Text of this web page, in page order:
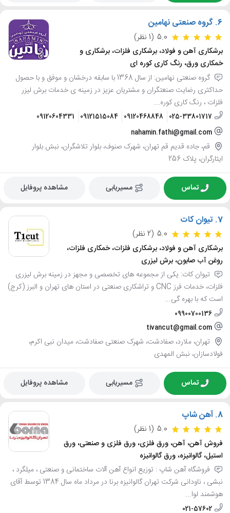
6. گروه صنعتی نهامین
5.0 (1 نظر)
برشکاری آهن و فولاد، برشکاری فلزات، برشکاری و
خمکاری ورق، رنگ کاری کوره ای
گروه صنعتی نهامین: از سال 1368 با سابقه درخشان و موفق و با حصول
حداکثری رضایت صنعتگران و مشتریان عزیز در زمینه ی خدمات برش لیزر
فلزات ، رنگ کاری کوره...
025-33801717
09120468848
09121515084
09120604331
nahamin.fathi@gmail.com
قم، جاده قدیم قم تهران، شهرک صنوف، بلوار تلاشگران، نبش بلوار
ایثارگران، پلاک 256
تماس مسیریابی مشاهده پروفایل
7. تیوان کات
5.0 (2 نظر)
برشکاری آهن و فولاد، برشکاری فلزات، خمکاری فلزات،
روغن آب صابون، برش لیزری
تیوان کات: یکی از مجموعه های تخصصی و مجهز در زمینه برش لیزری
فلزات، خدمات فرز CNC و تراشکاری صنعتی در استان های تهران و البرز (کرج)
است که با بهره گی...
09900700136
tivancut@gmail.com
تهران، ملارد، صفادشت، شهرک صنعتی صفادشت، میدان نبی اکرم،
فولادسازان، نبش المهدی
تماس مسیریابی مشاهده پروفایل
8. آهن شاپ
5.0 (1 نظر)
فروش آهن، آهن، ورق فلزی، ورق فلزی و صنعتی، ورق
استیل، گالوانیزه، ورق گالوانیزه
فروشگاه آهن شاپ : توزیع انواع آهن آلات ساختمانی و صنعتی ، میلگرد ،
نبشی ، ناودانی شرکت تهران گالوانیزه برنا در مرداد ماه سال 1384 توسط آقای
هوشمند لوا...
021-57602